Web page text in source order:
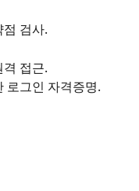
검사.
접근.
로그인 자격증명.